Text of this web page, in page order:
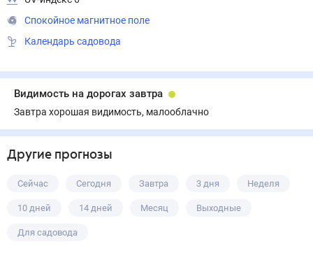
Спокойное магнитное поле
Календарь садовода
Видимость на дорогах завтра
Завтра хорошая видимость, малооблачно
Другие прогнозы
Сейчас Сегодня Завтра 3 дня Неделя
10 дней 14 дней Месяц Выходные
Для садовода